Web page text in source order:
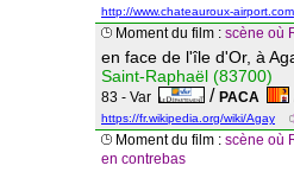
http://www.chateauroux-airport.com
Moment du film : scène où
en face de l'île d'Or, à
Saint-Raphaël (83700)
83 - Var / PACA
https://fr.wikipedia.org/wiki/Agay
Moment du film : scène où
en contrebas